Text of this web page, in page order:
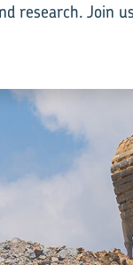
research. Join